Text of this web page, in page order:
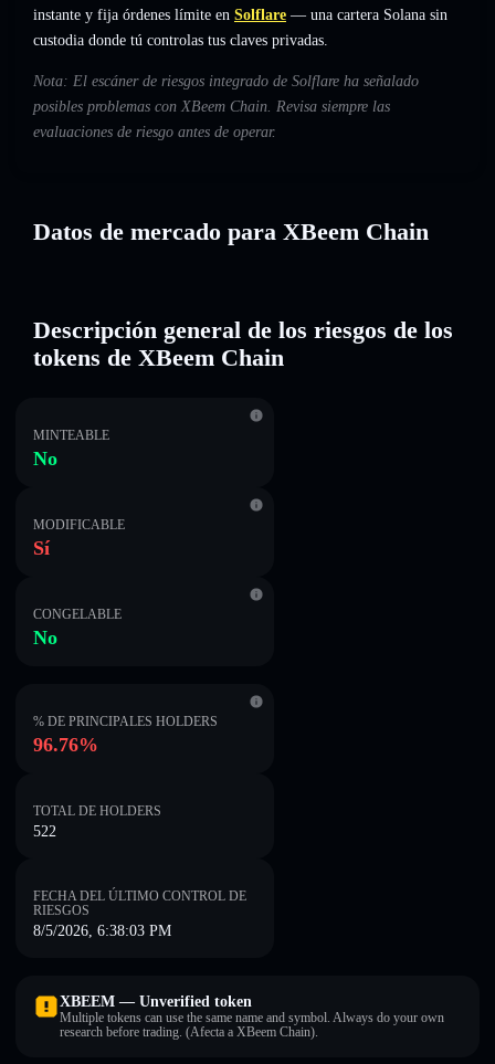
instante y fija órdenes límite en Solflare — una cartera Solana sin
custodia donde tú controlas tus claves privadas.
Nota: El escáner de riesgos integrado de Solflare ha señalado
posibles problemas con XBeem Chain. Revisa siempre las
evaluaciones de riesgo antes de operar.
Datos de mercado para XBeem Chain
Descripción general de los riesgos de los
tokens de XBeem Chain
MINTEABLE
No
MODIFICABLE
Sí
CONGELABLE
No
% DE PRINCIPALES HOLDERS
96.76%
TOTAL DE HOLDERS
522
FECHA DEL ÚLTIMO CONTROL DE
RIESGOS
8/5/2026, 6:38:03 PM
XBEEM — Unverified token
Multiple tokens can use the same name and symbol. Always do your own
research before trading. (Afecta a XBeem Chain).